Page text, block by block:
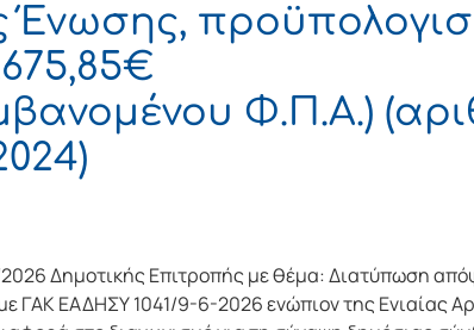
Ένωσης,
Φ.Π.Α.)
Δημοτικής Επιτροπής με θέμα: Διατύπωση
ΓΑΚ ΕΑΔΗΣΥ 1041/9-6-2026 ενώπιον της Ενιαίας